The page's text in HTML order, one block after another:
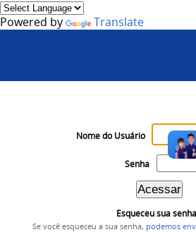
Powered by Translate
Nome do Usuário
Senha
Esqueceu sua
Se você esqueceu a sua senha, podemos